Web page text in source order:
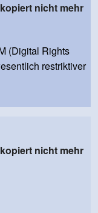
nicht mehr
(Digital Rights
restriktiver
nicht mehr